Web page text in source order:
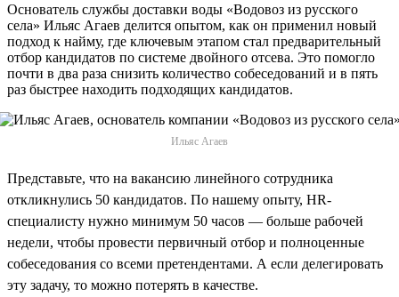
Основатель службы доставки воды «Водовоз из русского
села» Ильяс Агаев делится опытом, как он применил новый
подход к найму, где ключевым этапом стал предварительный
отбор кандидатов по системе двойного отсева. Это помогло
почти в два раза снизить количество собеседований и в пять
раз быстрее находить подходящих кандидатов.
Ильяс Агаев
Представьте, что на вакансию линейного сотрудника
откликнулись 50 кандидатов. По нашему опыту, HR-
специалисту нужно минимум 50 часов — больше рабочей
недели, чтобы провести первичный отбор и полноценные
собеседования со всеми претендентами. А если делегировать
эту задачу, то можно потерять в качестве.